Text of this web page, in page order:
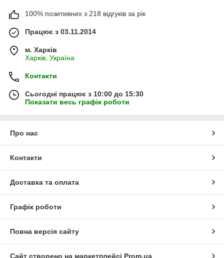
100% позитивних з 218 відгуків за рік
Працює з 03.11.2014
м. Харків
Харків, Україна
Контакти
Сьогодні працює з 10:00 до 15:30
Показати весь графік роботи
Про нас
Контакти
Доставка та оплата
Графік роботи
Повна версія сайту
Сайт створено на маркетплейсі Prom.ua